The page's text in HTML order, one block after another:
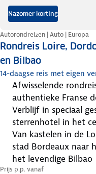
Nazomer korting
Rondreis Loire,
en Bilbao
Autorondreizen | Auto | Europa
14-daagse reis met eigen
afwisselende rondreis in rustig tempo naar
authentieke Franse
verblijf in speciaal geselecteerde charmehotels en 4-
sterrenhotel in het
van kastelen in de Loire en Dordogne via UNESCO-
stad Bordeaux naar
het levendige Bilbao
Prijs p.p. vanaf